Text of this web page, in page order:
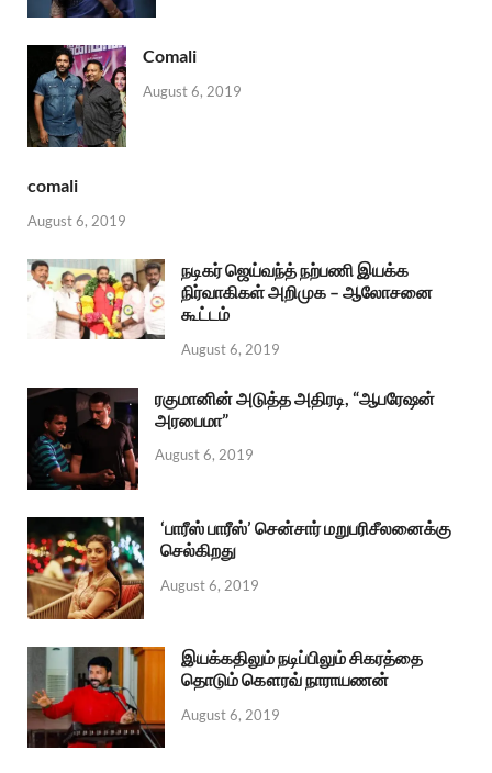
Comali
August 6, 2019
comali
August 6, 2019
நடிகர் ஜெய்வந்த் நற்பணி இயக்க
நிர்வாகிகள் அறிமுக – ஆலோசனை
கூட்டம்
August 6, 2019
ரகுமானின் அடுத்த அதிரடி, “ஆபரேஷன்
அரபைமா”
August 6, 2019
‘பாரீஸ் பாரீஸ்’ சென்சார் மறுபரிசீலனைக்கு
செல்கிறது
August 6, 2019
இயக்கதிலும் நடிப்பிலும் சிகரத்தை
தொடும் கௌரவ் நாராயணன்
August 6, 2019